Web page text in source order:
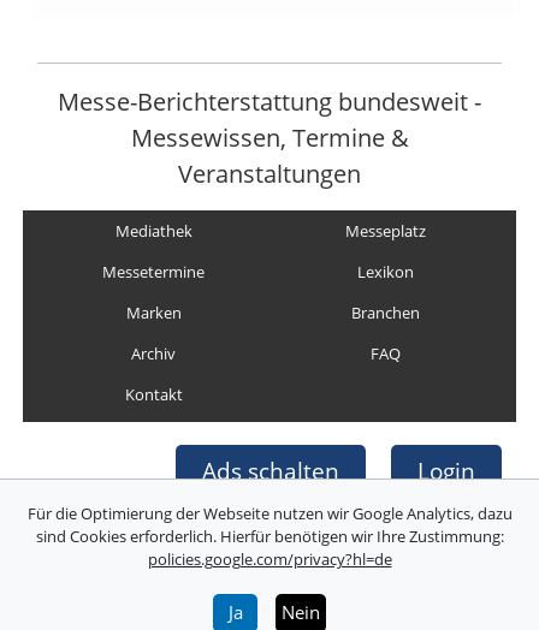
Messe-Berichterstattung bundesweit -
Messewissen, Termine &
Veranstaltungen
Mediathek
Messeplatz
Messetermine
Lexikon
Marken
Branchen
Archiv
FAQ
Kontakt
Ads schalten Login
Copyright © Deutsche Messefilm & Medien GmbH
Folgen Sie uns:
Für die Optimierung der Webseite nutzen wir Google Analytics, dazu
sind Cookies erforderlich. Hierfür benötigen wir Ihre Zustimmung:
policies.google.com/privacy?hl=de
Ja Nein